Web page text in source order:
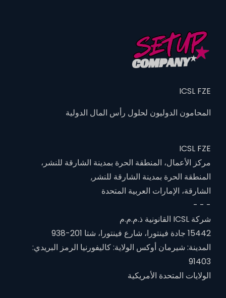
ICSL FZE
المحامون الدوليون لحلول رأس المال الدولية
ICSL FZE
مركز الأعمال، المنطقة الحرة بمدينة الشارقة للنشر،
المنطقة الحرة بمدينة الشارقة للنشر,
الشارقة، الإمارات العربية المتحدة
- - -
شركة ICSL القانونية ذ.م.م.م
15442 جادة فينتورا، شارع فينتورا، شتا 201-938
المدينة: شيرمان أوكس الولاية: كاليفورنيا الرمز البريدي:
91403
الولايات المتحدة الأمريكية